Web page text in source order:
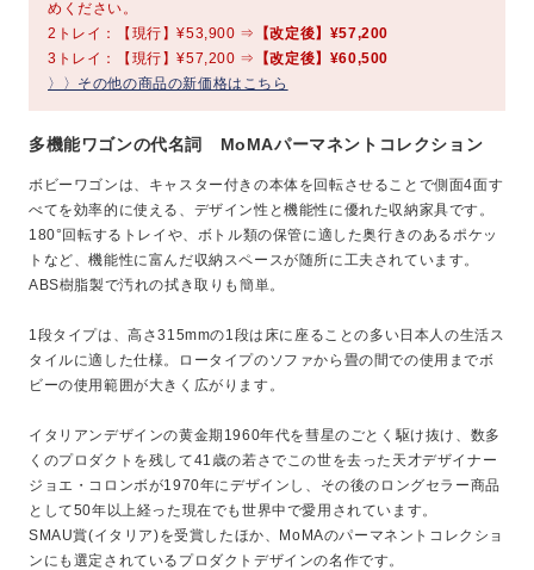
めください。
2トレイ：【現行】¥53,900 ⇒
【改定後】¥57,200
3トレイ：【現行】¥57,200 ⇒
【改定後】¥60,500
〉〉その他の商品の新価格はこちら
多機能ワゴンの代名詞 MoMAパーマネントコレクション
ボビーワゴンは、キャスター付きの本体を回転させることで側面4面す
べてを効率的に使える、デザイン性と機能性に優れた収納家具です。
180°回転するトレイや、ボトル類の保管に適した奥行きのあるポケッ
トなど、機能性に富んだ収納スペースが随所に工夫されています。
ABS樹脂製で汚れの拭き取りも簡単。
1段タイプは、高さ315mmの1段は床に座ることの多い日本人の生活ス
タイルに適した仕様。ロータイプのソファから畳の間での使用までボ
ビーの使用範囲が大きく広がります。
イタリアンデザインの黄金期1960年代を彗星のごとく駆け抜け、数多
くのプロダクトを残して41歳の若さでこの世を去った天才デザイナー
ジョエ・コロンボが1970年にデザインし、その後のロングセラー商品
として50年以上経った現在でも世界中で愛用されています。
SMAU賞(イタリア)を受賞したほか、MoMAのパーマネントコレクショ
ンにも選定されているプロダクトデザインの名作です。